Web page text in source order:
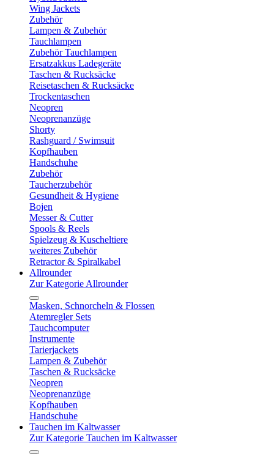
Wing Jackets
Zubehör
Lampen & Zubehör
Tauchlampen
Zubehör Tauchlampen
Ersatzakkus Ladegeräte
Taschen & Rucksäcke
Reisetaschen & Rucksäcke
Trockentaschen
Neopren
Neoprenanzüge
Shorty
Rashguard / Swimsuit
Kopfhauben
Handschuhe
Zubehör
Taucherzubehör
Gesundheit & Hygiene
Bojen
Messer & Cutter
Spools & Reels
Spielzeug & Kuscheltiere
weiteres Zubehör
Retractor & Spiralkabel
Allrounder
Zur Kategorie Allrounder
Masken, Schnorcheln & Flossen
Atemregler Sets
Tauchcomputer
Instrumente
Tarierjackets
Lampen & Zubehör
Taschen & Rucksäcke
Neopren
Neoprenanzüge
Kopfhauben
Handschuhe
Tauchen im Kaltwasser
Zur Kategorie Tauchen im Kaltwasser